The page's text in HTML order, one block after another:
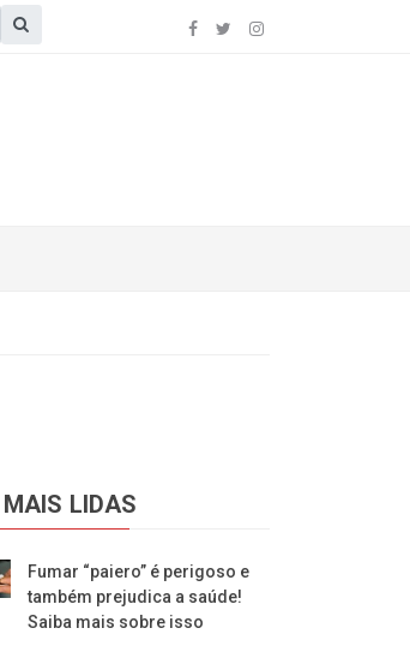
LIDAS
Fumar “paiero” é perigoso e
também prejudica a saúde!
Saiba mais sobre isso